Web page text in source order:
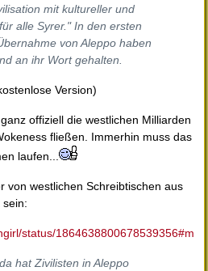
mit kultureller und
alle Syrer." In den ersten
von Aleppo haben
an ihr Wort gehalten.
Version)
offiziell die westlichen Milliarden
fließen. Immerhin muss das
laufen...
von westlichen Schreibtischen aus
sein:
status/1864638800678539356#m
hat Zivilisten in Aleppo